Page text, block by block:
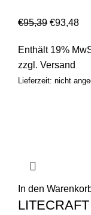
€95,39 €93,48
Enthält 19%
zzgl. Versand
Lieferzeit: nicht
In den